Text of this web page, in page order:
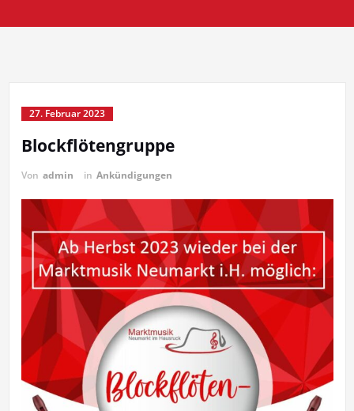
27. Februar 2023
Blockflötengruppe
Von admin in Ankündigungen